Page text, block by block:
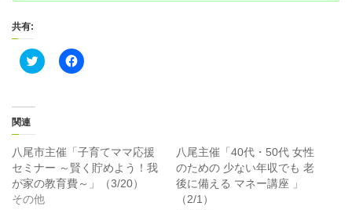
共有:
ク
リ
t
t
e
r
で
共
F
a
共
有
す
る
関連
八尾市主催「子育てママ応援
セミナー ～賢く貯めよう！我
が家の教育費～」（3/20）
その他
八尾主催「40代・50代 女性
のための 少ない年収でも 老
後に備える マネー講座 」
（2/1）